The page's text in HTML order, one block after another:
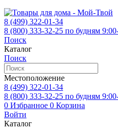
8 (499) 322-01-34
8 (800) 333-32-25 по будням
Поиск
Каталог
Поиск
Местоположение
8 (499) 322-01-34
8 (800) 333-32-25 по будням
0 Избранное 0 Корзина
Войти
Каталог